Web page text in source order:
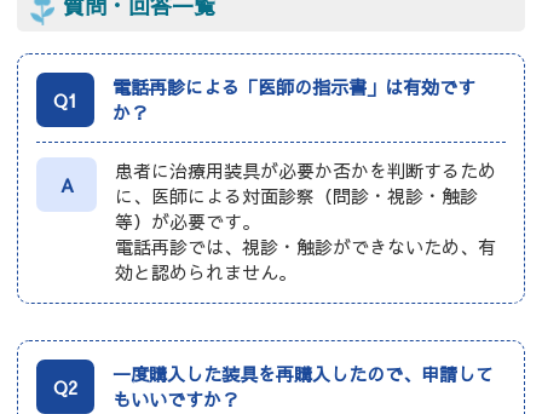
Q1
電話再診による「医師の指示書」は有効です
か？
A
患者に治療用装具が必要か否かを判断するため
に、医師による対面診察（問診・視診・触診
等）が必要です。
電話再診では、視診・触診ができないため、有
効と認められません。
Q2
一度購入した装具を再購入したので、申請して
もいいですか？